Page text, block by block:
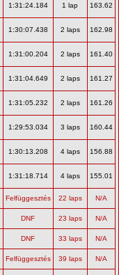
1:31:24.184 1 lap 163.62
1:30:07.438 2 laps 162.98
1:31:00.204 2 laps 161.40
1:31:04.649 2 laps 161.27
1:31:05.232 2 laps 161.26
1:29:53.034 3 laps 160.44
1:30:13.208 4 laps 156.88
1:31:18.714 4 laps 155.01
Felfüggesztés 22 laps N/A
DNF 23 laps N/A
DNF 33 laps N/A
Felfüggesztés 39 laps N/A